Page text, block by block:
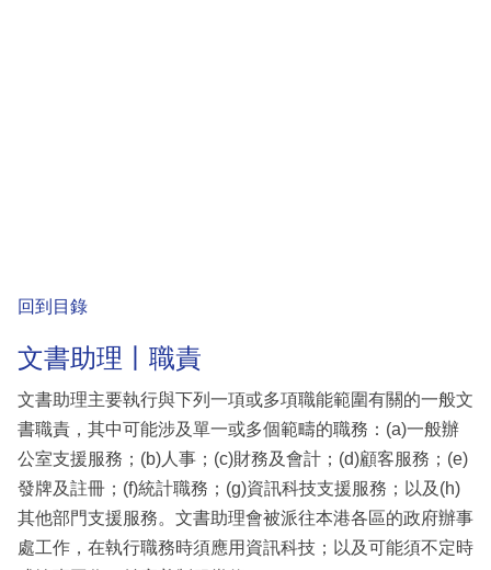
回到目錄
文書助理丨職責
文書助理主要執行與下列一項或多項職能範圍有關的一般文
書職責，其中可能涉及單一或多個範疇的職務：(a)一般辦
公室支援服務；(b)人事；(c)財務及會計；(d)顧客服務；(e)
發牌及註冊；(f)統計職務；(g)資訊科技支援服務；以及(h)
其他部門支援服務。文書助理會被派往本港各區的政府辦事
處工作，在執行職務時須應用資訊科技；以及可能須不定時